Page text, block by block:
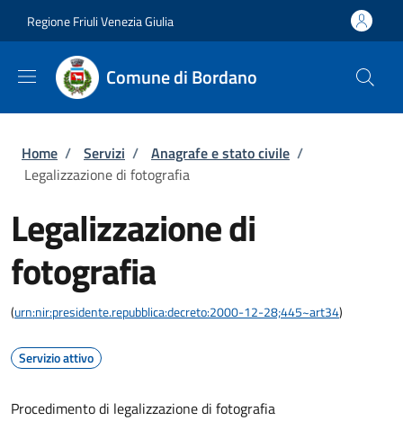
Regione Friuli Venezia Giulia
Comune di Bordano
Briciole di pane
Home / Servizi / Anagrafe e stato civile /
Legalizzazione di fotografia
Legalizzazione di
fotografia
(urn:nir:presidente.repubblica:decreto:2000-12-28;445~art34)
Servizio attivo
Procedimento di legalizzazione di fotografia